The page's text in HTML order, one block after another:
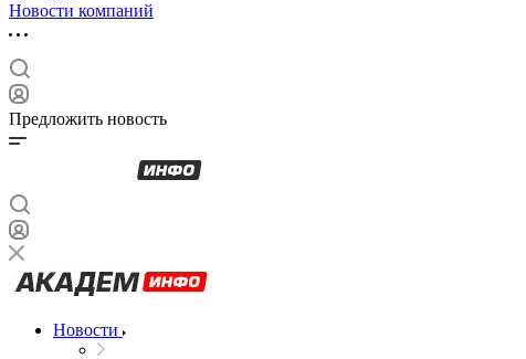
Новости компаний
Предложить новость
Новости